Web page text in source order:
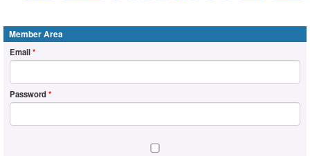
Member Area
Email*
Password*